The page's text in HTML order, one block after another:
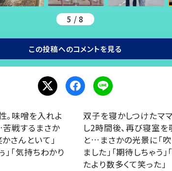
5 / 8
この投稿へのコメントを見る
。味噌を入れよ
戦するまさか
さんといて」
」「気持ちわかり
双子を寝かしつけたママ
し2時間後、再び寝室を
と…まさかの光景に「
ました」「期待しちゃう」
たより数多くて笑った」